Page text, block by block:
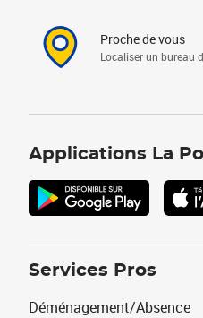
Proche de vous
Localiser un bureau
Applications La
Services Pros
Déménagement/Absence